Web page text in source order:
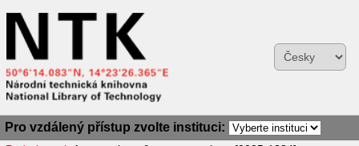
Pro vzdálený přístup zvolte instituci: